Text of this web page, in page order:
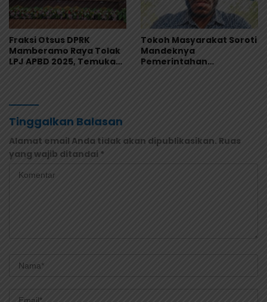
Fraksi Otsus DPRK
Mamberamo Raya Tolak
LPJ APBD 2025, Temukan
Tokoh Masyarakat Soroti
Mandeknya
Pemerintahan
Tinggalkan Balasan
Alamat email Anda tidak akan dipublikasikan. Ruas
yang wajib ditandai *